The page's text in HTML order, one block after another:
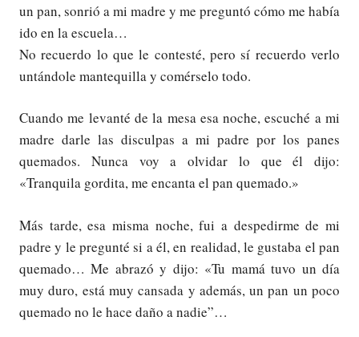
un pan, sonrió a mi madre y me preguntó cómo me había
ido en la escuela…
No recuerdo lo que le contesté, pero sí recuerdo verlo
untándole mantequilla y comérselo todo.
Cuando me levanté de la mesa esa noche, escuché a mi
madre darle las disculpas a mi padre por los panes
quemados. Nunca voy a olvidar lo que él dijo:
«Tranquila gordita, me encanta el pan quemado.»
Más tarde, esa misma noche, fui a despedirme de mi
padre y le pregunté si a él, en realidad, le gustaba el pan
quemado… Me abrazó y dijo: «Tu mamá tuvo un día
muy duro, está muy cansada y además, un pan un poco
quemado no le hace daño a nadie”…